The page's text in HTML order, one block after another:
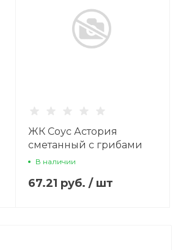
ЖК Соус Астория
сметанный с грибами
233г
В наличии
67.21 руб. / шт